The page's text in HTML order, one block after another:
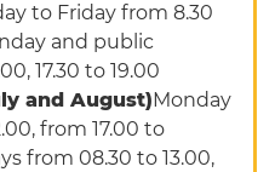
to Friday from 8.30
and public
17.30 to 19.00
and August) Monday
from 17.00 to
from 08.30 to 13.00,